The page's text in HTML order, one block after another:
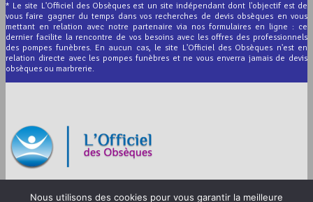
* Le site L'Officiel des Obsèques est un site indépendant dont l'objectif est de
vous faire gagner du temps dans vos recherches de devis obsèques en vous
mettant en relation avec notre partenaire via nos formulaires en ligne : ce
dernier facilite la rencontre de vos besoins avec les offres des professionnels
des pompes funèbres. En aucun cas, le site L'Officiel des Obsèques n'est en
relation directe avec les pompes funèbres et ne vous enverra jamais de devis
obsèques ou marbrerie.
© 2012-2026 L’Officiel des Obsèques
Nous utilisons des cookies pour vous garantir la meilleure